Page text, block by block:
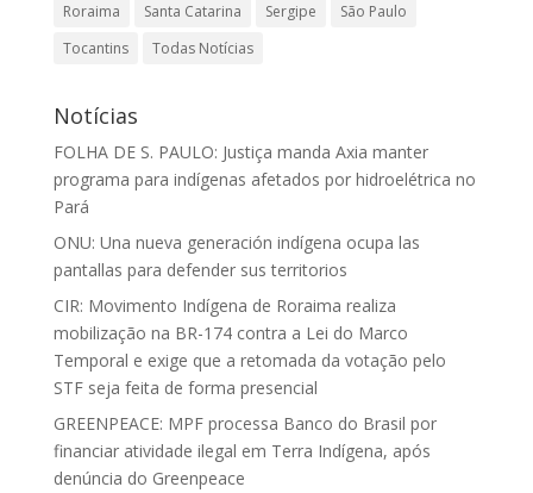
Roraima
Santa Catarina Sergipe
São Paulo
Tocantins
Todas Notícias
Notícias
FOLHA DE S. PAULO: Justiça manda Axia manter
programa para indígenas afetados por hidroelétrica no
Pará
ONU: Una nueva generación indígena ocupa las
pantallas para defender sus territorios
CIR: Movimento Indígena de Roraima realiza
mobilização na BR-174 contra a Lei do Marco
Temporal e exige que a retomada da votação pelo
STF seja feita de forma presencial
GREENPEACE: MPF processa Banco do Brasil por
financiar atividade ilegal em Terra Indígena, após
denúncia do Greenpeace